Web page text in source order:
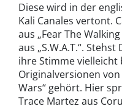
Diese wird in der
Kali Canales vertont.
aus „Fear The
aus „S.W.A.T.“.
ihre Stimme vielleicht
Originalversionen von
Wars“ gehört. Hier
Trace Martez aus